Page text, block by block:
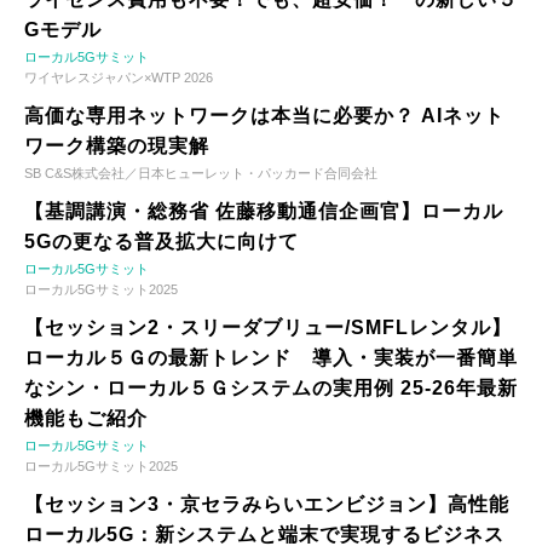
Gモデル
ローカル5Gサミット
ワイヤレスジャパン×WTP 2026
高価な専用ネットワークは本当に必要か？ AIネット
ワーク構築の現実解
SB C&S株式会社／日本ヒューレット・パッカード合同会社
【基調講演・総務省 佐藤移動通信企画官】ローカル
5Gの更なる普及拡大に向けて
ローカル5Gサミット
ローカル5Gサミット2025
【セッション2・スリーダブリュー/SMFLレンタル】
ローカル５Ｇの最新トレンド 導入・実装が一番簡単
なシン・ローカル５Ｇシステムの実用例 25-26年最新
機能もご紹介
ローカル5Gサミット
ローカル5Gサミット2025
【セッション3・京セラみらいエンビジョン】高性能
ローカル5G：新システムと端末で実現するビジネス